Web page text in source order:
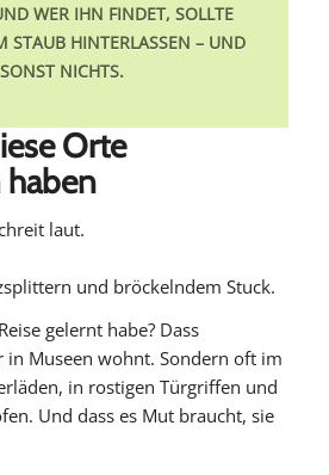
WER IHN FINDET, SOLLTE
STAUB HINTERLASSEN – UND
SONST NICHTS.
Orte
laut.
und bröckelndem Stuck.
gelernt habe? Dass
in Museen wohnt. Sondern oft im
in rostigen Türgriffen und
Und dass es Mut braucht, sie